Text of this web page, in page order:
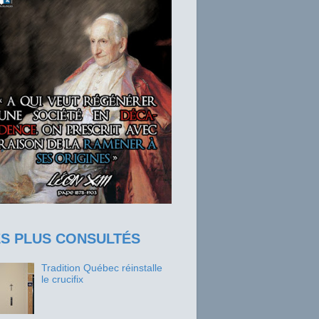
PLUS CONSULTÉS
Tradition Québec réinstalle
le crucifix